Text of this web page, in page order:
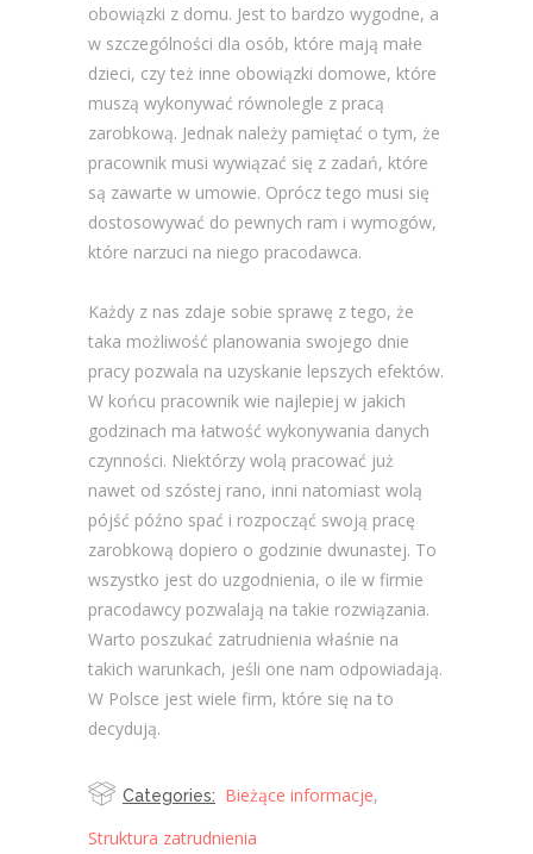
obowiązki z domu. Jest to bardzo wygodne, a
w szczególności dla osób, które mają małe
dzieci, czy też inne obowiązki domowe, które
muszą wykonywać równolegle z pracą
zarobkową. Jednak należy pamiętać o tym, że
pracownik musi wywiązać się z zadań, które
są zawarte w umowie. Oprócz tego musi się
dostosowywać do pewnych ram i wymogów,
które narzuci na niego pracodawca.
Każdy z nas zdaje sobie sprawę z tego, że
taka możliwość planowania swojego dnie
pracy pozwala na uzyskanie lepszych efektów.
W końcu pracownik wie najlepiej w jakich
godzinach ma łatwość wykonywania danych
czynności. Niektórzy wolą pracować już
nawet od szóstej rano, inni natomiast wolą
pójść późno spać i rozpocząć swoją pracę
zarobkową dopiero o godzinie dwunastej. To
wszystko jest do uzgodnienia, o ile w firmie
pracodawcy pozwalają na takie rozwiązania.
Warto poszukać zatrudnienia właśnie na
takich warunkach, jeśli one nam odpowiadają.
W Polsce jest wiele firm, które się na to
decydują.
Categories: Bieżące informacje,
Struktura zatrudnienia